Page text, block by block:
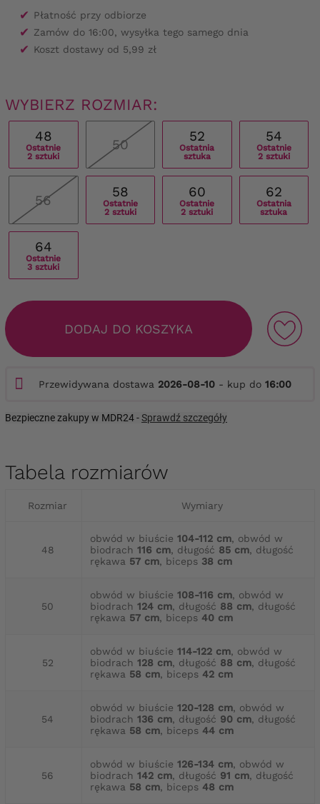
✔ Płatność przy odbiorze
✔ Zamów do 16:00, wysyłka tego samego dnia
✔ Koszt dostawy od 5,99 zł
WYBIERZ ROZMIAR:
48
Ostatnie
2 sztuki
50
52
Ostatnia
sztuka
54
Ostatnie
2 sztuki
56
58
Ostatnie
2 sztuki
60
Ostatnie
2 sztuki
62
Ostatnia
sztuka
64
Ostatnie
3 sztuki
DODAJ DO KOSZYKA
Przewidywana dostawa 2026-08-10 - kup do 16:00
Bezpieczne zakupy w MDR24 -Sprawdź szczegóły
Tabela rozmiarów
Rozmiar Wymiary
48
obwód w biuście 104-112 cm, obwód w
biodrach 116 cm, długość 85 cm, długość
rękawa 57 cm, biceps 38 cm
50
obwód w biuście 108-116 cm, obwód w
biodrach 124 cm, długość 88 cm, długość
rękawa 57 cm, biceps 40 cm
52
obwód w biuście 114-122 cm, obwód w
biodrach 128 cm, długość 88 cm, długość
rękawa 58 cm, biceps 42 cm
54
obwód w biuście 120-128 cm, obwód w
biodrach 136 cm, długość 90 cm, długość
rękawa 58 cm, biceps 44 cm
56
obwód w biuście 126-134 cm, obwód w
biodrach 142 cm, długość 91 cm, długość
rękawa 58 cm, biceps 48 cm